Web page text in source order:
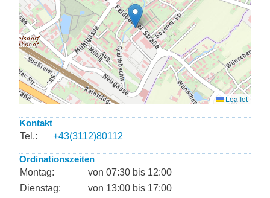
Kontakt
Tel.:
+43(3112)80112
Ordinationszeiten
Montag:
von 07:30 bis 12:00
Dienstag:
von 13:00 bis 17:00